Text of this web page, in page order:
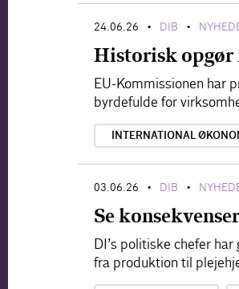
24.06.26 • DIB •
Historisk opgør
EU-Kommissionen har
byrdefulde for
INTERNATIONAL
03.06.26 • DIB •
Se
DI’s politiske chefer
fra produktion til